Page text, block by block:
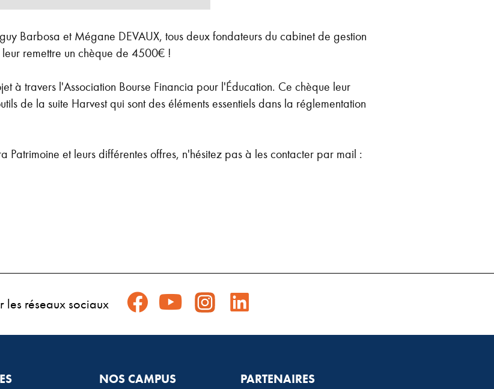
Barbosa et Mégane DEVAUX, tous deux fondateurs du cabinet de gestion
remettre un chèque de 4500€ !
à travers l'Association Bourse Financia pour l'Éducation. Ce chèque leur
de la suite Harvest qui sont des éléments essentiels dans la réglementation
Patrimoine et leurs différentes offres, n'hésitez pas à les contacter par mail :
les réseaux sociaux
NOS CAMPUS PARTENAIRES